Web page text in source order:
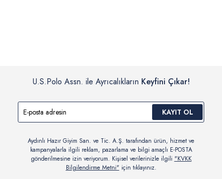
U.S.Polo Assn. ile Ayrıcalıkların Keyfini Çıkar!
KAYIT OL
Aydınlı Hazır Giyim San. ve Tic. A.Ş. tarafından ürün, hizmet ve
kampanyalarla ilgili reklam, pazarlama ve bilgi amaçlı E-POSTA
gönderilmesine izin veriyorum. Kişisel verilerinizle ilgili "KVKK
Bilgilendirme Metni" için tıklayınız.